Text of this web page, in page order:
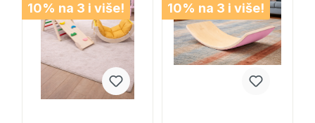
10% na 3 i više!
10% na 3 i više!